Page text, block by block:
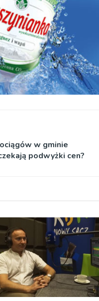
w gminie
podwyżki cen?